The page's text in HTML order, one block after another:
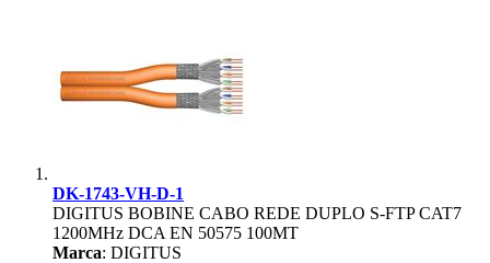
DK-1743-VH-D-1
DIGITUS BOBINE CABO REDE DUPLO S-FTP CAT7
1200MHz DCA EN 50575 100MT
Marca: DIGITUS